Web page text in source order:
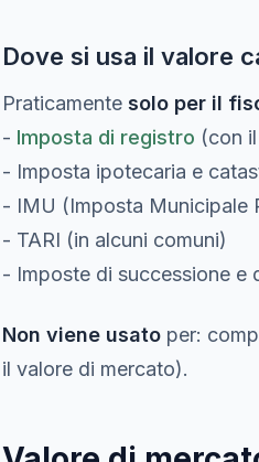
Dove si usa il valore
Praticamente solo per il
- Imposta di registro (con
- Imposta ipotecaria e
- IMU (Imposta Municipale
- TARI (in alcuni comuni)
- Imposte di successione e
Non viene usato per:
il valore di mercato).